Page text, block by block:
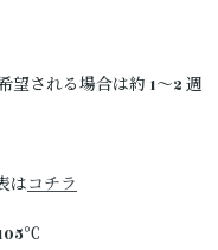
される場合は約 1〜2 週
はコチラ